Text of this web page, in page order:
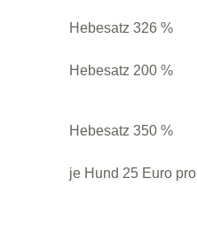
Hebesatz 326 %
Hebesatz 200 %
Hebesatz 350 %
je Hund 25 Euro